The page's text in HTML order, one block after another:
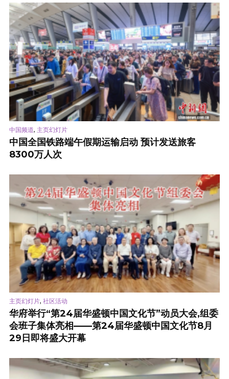
中国频道, 主页幻灯片
中国全国铁路端午假期运输启动 预计发送旅客
8300万人次
主页幻灯片, 社区活动
华府举行“第24届华盛顿中国文化节”动员大会,组委
会班子集体亮相——第24届华盛顿中国文化节8月
29日即将盛大开幕